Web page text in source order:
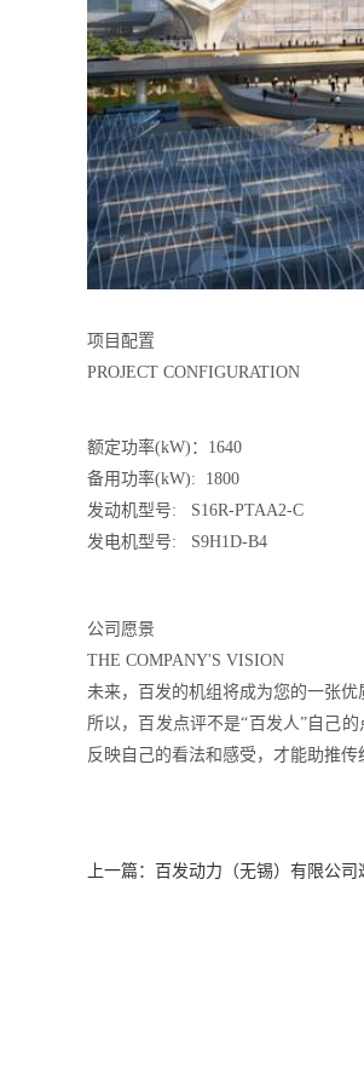
项目配置
PROJECT CONFIGURATION
额定功率(kW)：1640
备用功率(kW): 1800
发动机型号: S16R-PTAA2-C
发电机型号: S9H1D-B4
公司愿景
THE COMPANY'S VISION
未来，百发的机组将成为您的一张优
所以，百发点评不是“百发人”自己
反映自己的看法和感受，才能助推传
上一篇：百发动力（无锡）有限公司